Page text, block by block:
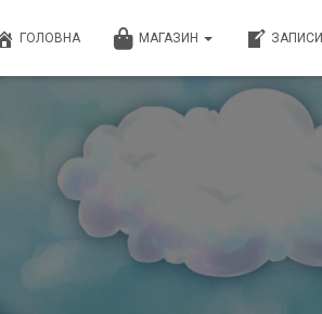
ГОЛОВНА МАГАЗИН ЗАПИСИ